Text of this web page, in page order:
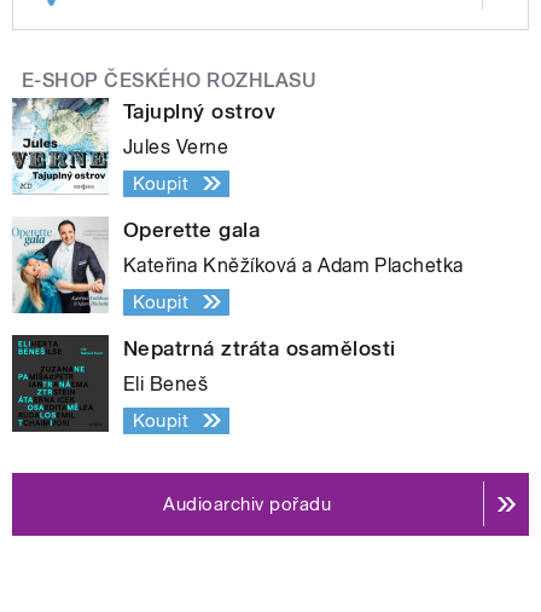
E-SHOP ČESKÉHO ROZHLASU
Tajuplný ostrov
Jules Verne
Koupit
Operette gala
Kateřina Kněžíková a Adam Plachetka
Koupit
Nepatrná ztráta osamělosti
Eli Beneš
Koupit
Audioarchiv pořadu